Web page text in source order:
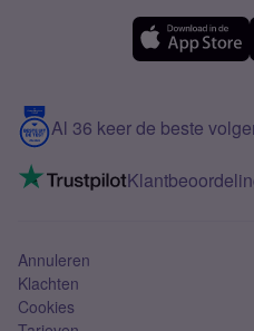
Meerdere nummers
5G internet
Mobiel internet
Mobiel abonnement
Contact
VoLTE 4G bellen
Al 36 keer de beste
Annuleren
Klachten
Cookies